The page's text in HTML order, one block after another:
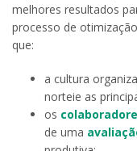
melhores resultados
processo de
que:
a cultura
norteie as
os
de uma